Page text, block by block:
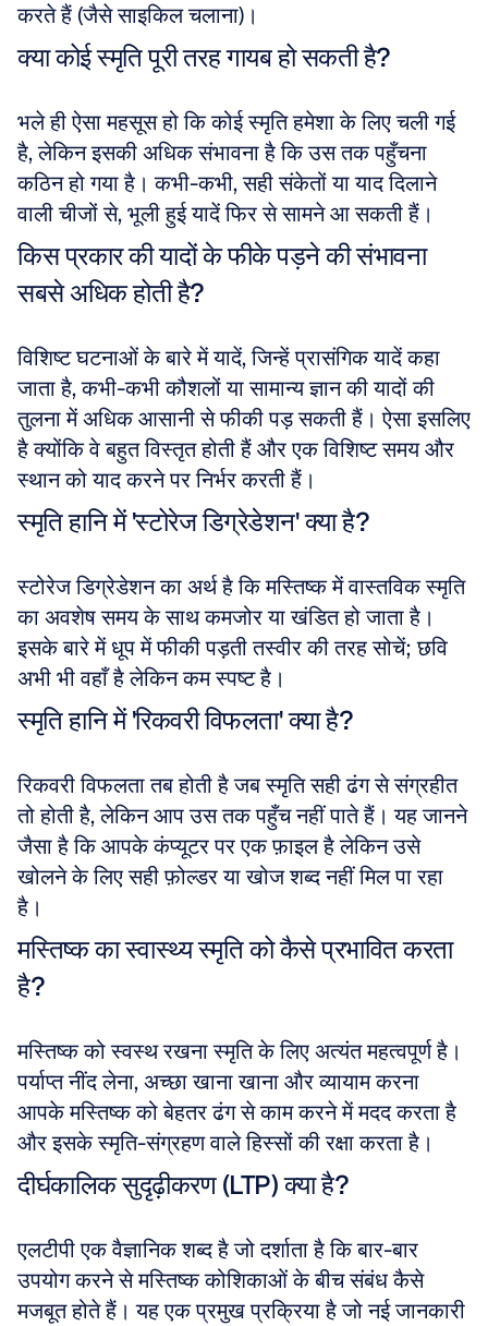
करते हैं (जैसे साइकिल चलाना)।
क्या कोई स्मृति पूरी तरह गायब हो सकती है?
भले ही ऐसा महसूस हो कि कोई स्मृति हमेशा के लिए चली गई
है, लेकिन इसकी अधिक संभावना है कि उस तक पहुँचना
कठिन हो गया है। कभी-कभी, सही संकेतों या याद दिलाने
वाली चीजों से, भूली हुई यादें फिर से सामने आ सकती हैं।
किस प्रकार की यादों के फीके पड़ने की संभावना
सबसे अधिक होती है?
विशिष्ट घटनाओं के बारे में यादें, जिन्हें प्रासंगिक यादें कहा
जाता है, कभी-कभी कौशलों या सामान्य ज्ञान की यादों की
तुलना में अधिक आसानी से फीकी पड़ सकती हैं। ऐसा इसलिए
है क्योंकि वे बहुत विस्तृत होती हैं और एक विशिष्ट समय और
स्थान को याद करने पर निर्भर करती हैं।
स्मृति हानि में 'स्टोरेज डिग्रेडेशन' क्या है?
स्टोरेज डिग्रेडेशन का अर्थ है कि मस्तिष्क में वास्तविक स्मृति
का अवशेष समय के साथ कमजोर या खंडित हो जाता है।
इसके बारे में धूप में फीकी पड़ती तस्वीर की तरह सोचें; छवि
अभी भी वहाँ है लेकिन कम स्पष्ट है।
स्मृति हानि में 'रिकवरी विफलता' क्या है?
रिकवरी विफलता तब होती है जब स्मृति सही ढंग से संग्रहीत
तो होती है, लेकिन आप उस तक पहुँच नहीं पाते हैं। यह जानने
जैसा है कि आपके कंप्यूटर पर एक फ़ाइल है लेकिन उसे
खोलने के लिए सही फ़ोल्डर या खोज शब्द नहीं मिल पा रहा
है।
मस्तिष्क का स्वास्थ्य स्मृति को कैसे प्रभावित करता
है?
मस्तिष्क को स्वस्थ रखना स्मृति के लिए अत्यंत महत्वपूर्ण है।
पर्याप्त नींद लेना, अच्छा खाना खाना और व्यायाम करना
आपके मस्तिष्क को बेहतर ढंग से काम करने में मदद करता है
और इसके स्मृति-संग्रहण वाले हिस्सों की रक्षा करता है।
दीर्घकालिक सुदृढ़ीकरण (LTP) क्या है?
एलटीपी एक वैज्ञानिक शब्द है जो दर्शाता है कि बार-बार
उपयोग करने से मस्तिष्क कोशिकाओं के बीच संबंध कैसे
मजबूत होते हैं। यह एक प्रमुख प्रक्रिया है जो नई जानकारी